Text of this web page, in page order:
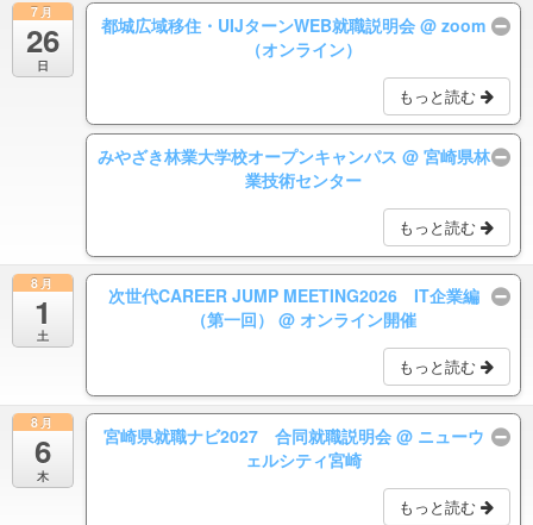
7月
26
日
都城広域移住・UIJターンWEB就職説明会@ zoom
（オンライン）
もっと読む
みやざき林業大学校オープンキャンパス @ 宮崎県林
業技術センター
もっと読む
8月
1
土
次世代CAREER JUMP MEETING2026 IT企業編
（第一回） @ オンライン開催
もっと読む
8月
6
木
宮崎県就職ナビ2027 合同就職説明会 @ ニューウ
ェルシティ宮崎
もっと読む